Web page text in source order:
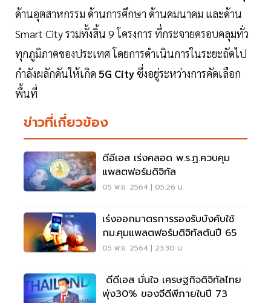
ด้านอุตสาหกรรม ด้านการศึกษา ด้านคมนาคม และด้าน
Smart City รวมทั้งสิ้น 9 โครงการ ที่กระจายครอบคลุมทั่ว
ทุกภูมิภาคของประเทศ โดยการดำเนินการในระยะถัดไป
กำลังผลักดันให้เกิด 5G Cityซึ่งอยู่ระหว่างการคัดเลือก
พื้นที่
ข่าวที่เกี่ยวข้อง
ดีอีเอส เร่งคลอด พ.ร.ฏ.ควบคุม
แพลตฟอร์มดิจิทัล
05 พ.ย. 2564 | 05:26 น.
เร่งออกมาตรการรองรับบังคับใช้
กม.คุมแพลตฟอร์มดิจิทัลต้นปี 65
05 พ.ย. 2564 | 23:30 น.
ดีดีเอส มั่นใจ เศรษฐกิจดิจิทัลไทย
พุ่ง30% ของจีดีพีภายในปี 73